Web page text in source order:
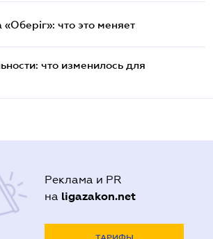
что это меняет
что изменилось для
Реклама и PR
на ligazakon.net